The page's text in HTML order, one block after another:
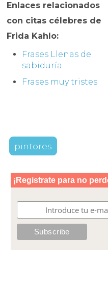
Enlaces relacionados
con citas célebres de
Frida Kahlo:
Frases Llenas de
sabiduría
Frases muy tristes
pintores